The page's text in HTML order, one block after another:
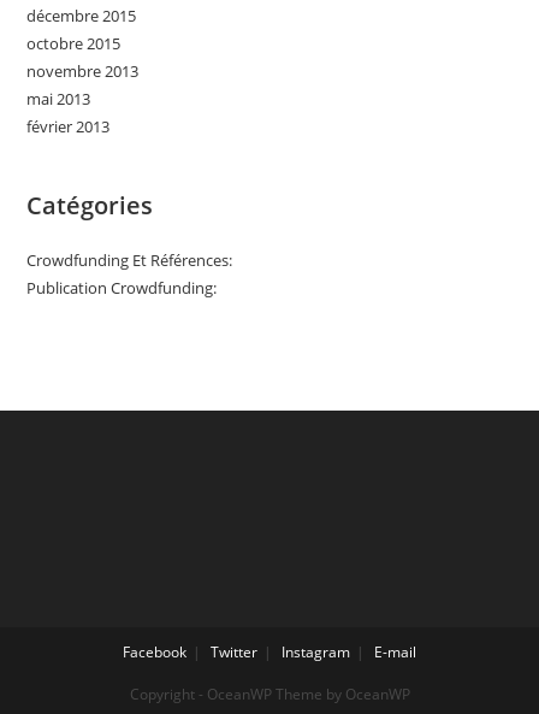
décembre 2015
octobre 2015
novembre 2013
mai 2013
février 2013
Catégories
Crowdfunding Et Références:
Publication Crowdfunding:
Facebook Twitter Instagram E-mail
Copyright - OceanWP Theme by OceanWP